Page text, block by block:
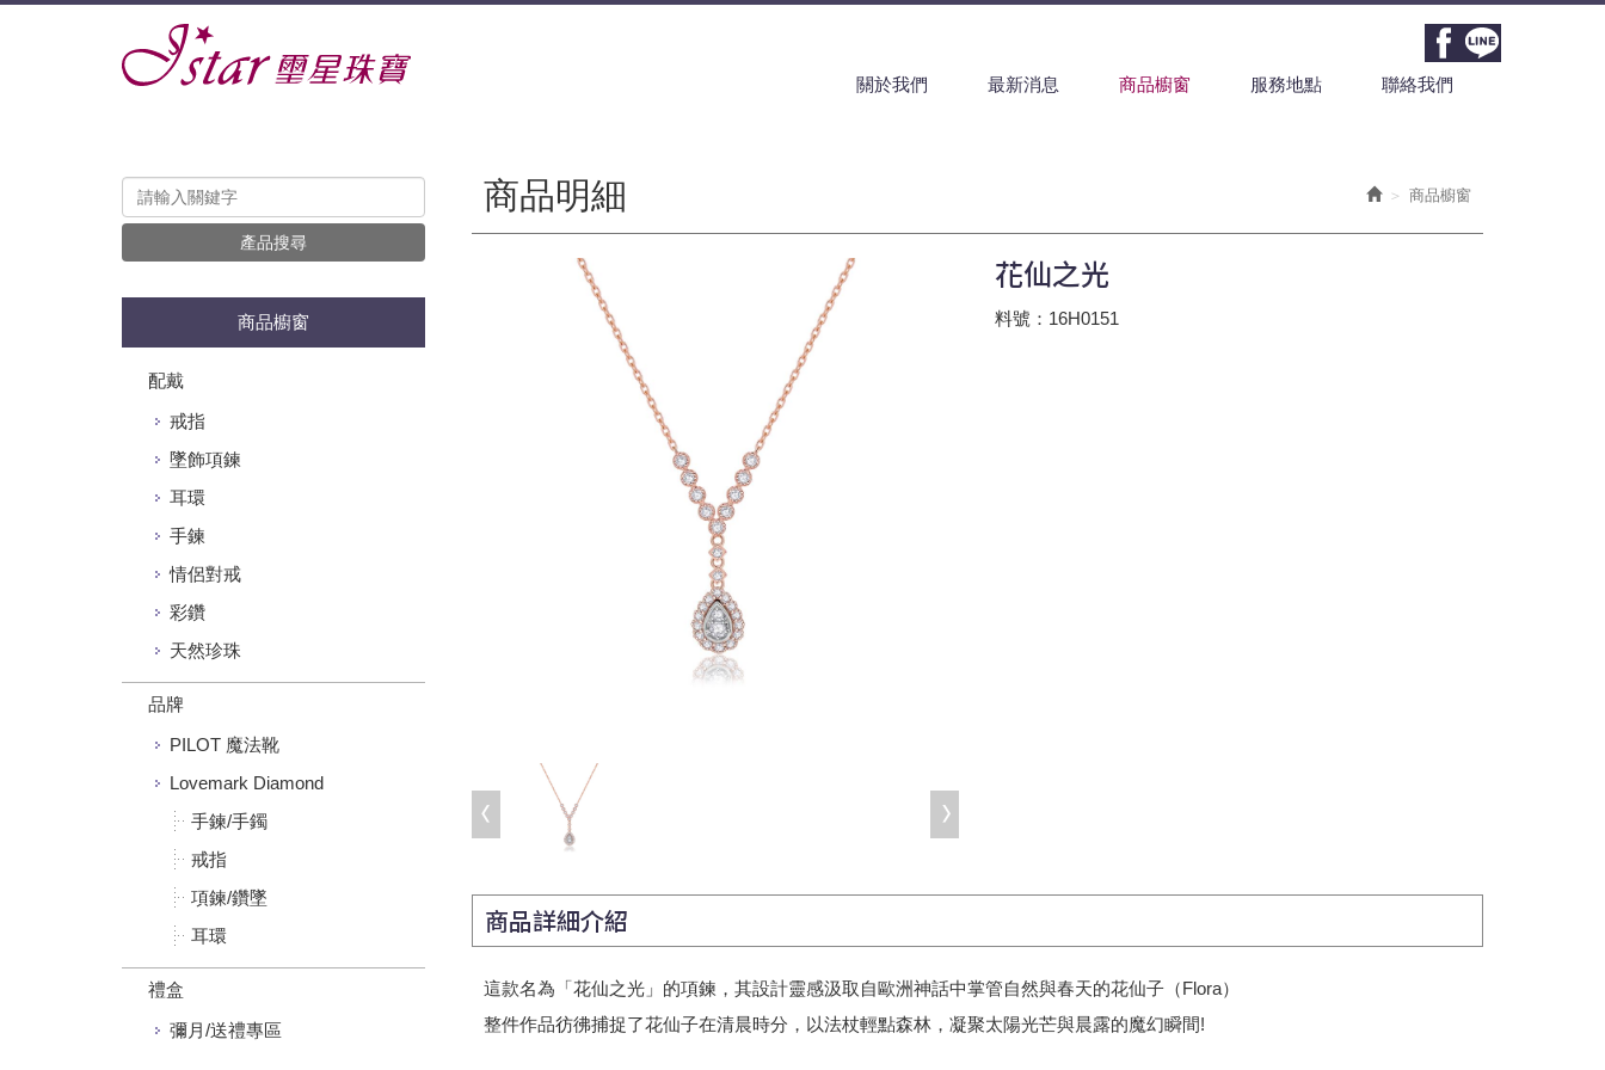
關於我們 最新消息 商品櫥窗 服務地點 聯絡我們
產品搜尋
商品櫥窗
配戴
戒指
墜飾項鍊
耳環
手鍊
情侶對戒
彩鑽
天然珍珠
品牌
PILOT 魔法靴
Lovemark Diamond
手鍊/手鐲
戒指
項鍊/鑽墜
耳環
禮盒
彌月/送禮專區
商品櫥窗
商品明細
花仙之光
料號：16H0151
商品詳細介紹
這款名為「花仙之光」的項鍊，其設計靈感汲取自歐洲神話中掌管自然與春天的花仙子（Flora）
整件作品彷彿捕捉了花仙子在清晨時分，以法杖輕點森林，凝聚太陽光芒與晨露的魔幻瞬間!